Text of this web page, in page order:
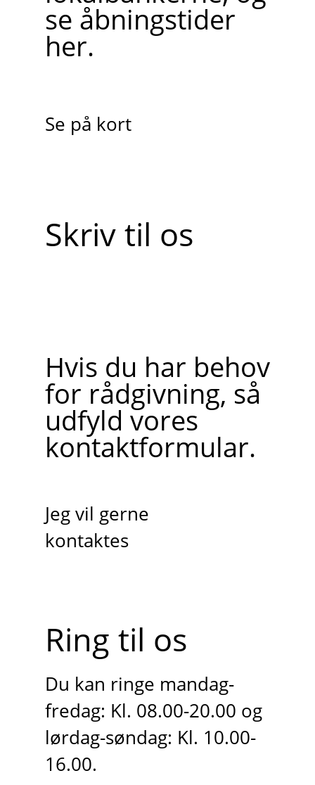
se åbningstider
her.
Se på kort
Skriv til os
Hvis du har behov
for rådgivning, så
udfyld vores
kontaktformular.
Jeg vil gerne
kontaktes
Ring til os
Du kan ringe mandag-
fredag: Kl. 08.00-20.00 og
lørdag-søndag: Kl. 10.00-
16.00.